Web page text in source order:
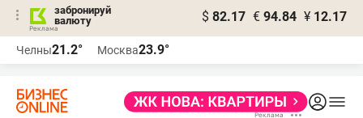
забронируй
валюту
$ 82.17 € 94.84 ¥ 12.17
Челны21.2° Москва23.9°